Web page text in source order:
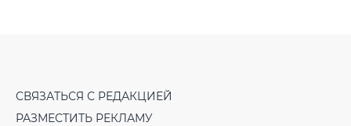
СВЯЗАТЬСЯ С РЕДАКЦИЕЙ
РАЗМЕСТИТЬ РЕКЛАМУ